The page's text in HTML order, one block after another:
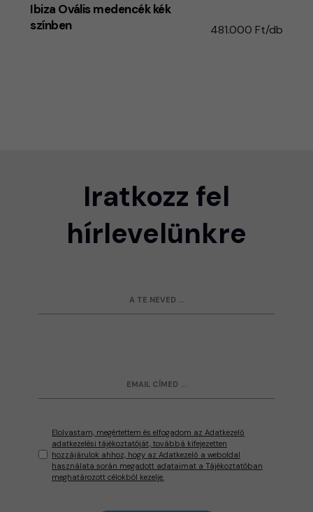
Ibiza Ovális medencék kék
színben
481.000 Ft/db
Iratkozz fel
hírlevelünkre
Elolvastam, megértettem és elfogadom az Adatkezelő
adatkezelési tájékoztatóját, továbbá kifejezetten
hozzájárulok ahhoz, hogy az Adatkezelő a weboldal
használata során megadott adataimat a Tájékoztatóban
meghatározott célokból kezelje.